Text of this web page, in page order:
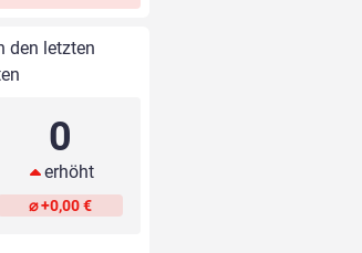
den letzten
0
erhöht
⌀ +0,00 €